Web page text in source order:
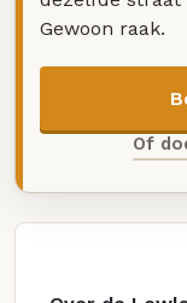
Gewoon raak.
Of